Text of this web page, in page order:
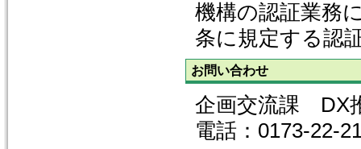
機構の認証業務
条に規定する認
お問い合わせ
企画交流課 DX
電話：0173-22-